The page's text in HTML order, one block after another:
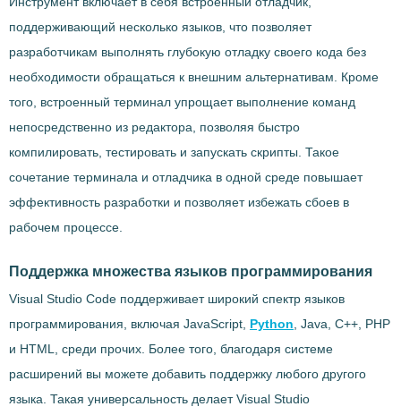
поддерживающий несколько языков, что позволяет
разработчикам выполнять глубокую отладку своего кода без
необходимости обращаться к внешним альтернативам. Кроме
того, встроенный терминал упрощает выполнение команд
непосредственно из редактора, позволяя быстро
компилировать, тестировать и запускать скрипты. Такое
сочетание терминала и отладчика в одной среде повышает
эффективность разработки и позволяет избежать сбоев в
рабочем процессе.
Поддержка множества языков программирования
Visual Studio Code поддерживает широкий спектр языков
программирования, включая JavaScript, Python , Java, C++, PHP
и HTML, среди прочих. Более того, благодаря системе
расширений вы можете добавить поддержку любого другого
языка. Такая универсальность делает Visual Studio